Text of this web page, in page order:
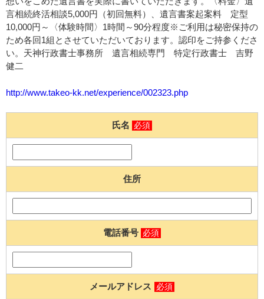
言相続終活相談5,000円（初回無料）、遺言書案起案料 定型
10,000円～〈体験時間〉1時間～90分程度※ご利用は秘密保持の
ため各回1組とさせていただいております。認印をご持参くださ
い。天神行政書士事務所 遺言相続専門 特定行政書士 吉野
健二
http://www.takeo-kk.net/experience/002323.php
氏名 必須
住所
電話番号 必須
メールアドレス 必須